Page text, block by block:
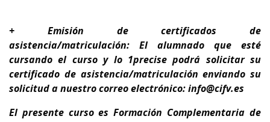
+ Emisión de certificados de
asistencia/matriculación: El alumnado que esté
cursando el curso y lo 1precise podrá solicitar su
certificado de asistencia/matriculación enviando su
solicitud a nuestro correo electrónico: info@cifv.es
El presente curso esFormación Complementaria de